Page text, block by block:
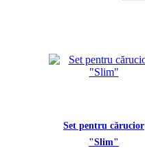
Set pentru cărucior
"Slim"